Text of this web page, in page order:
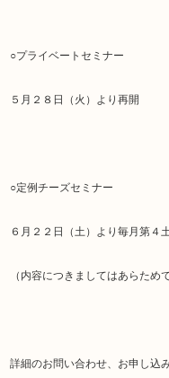
○プライベートセミナー
５月２８日（火）より再開
○定例チーズセミナー
６月２２日（土）より毎月第４
（内容につきましてはあらため
詳細のお問い合わせ、お申し込